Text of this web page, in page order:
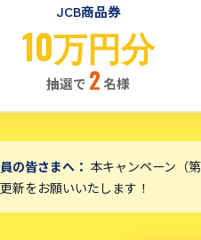
JCB商品券
10万円分
抽選で 2 名様
の皆さまへ： 本キャンペーン（
新をお願いいたします！